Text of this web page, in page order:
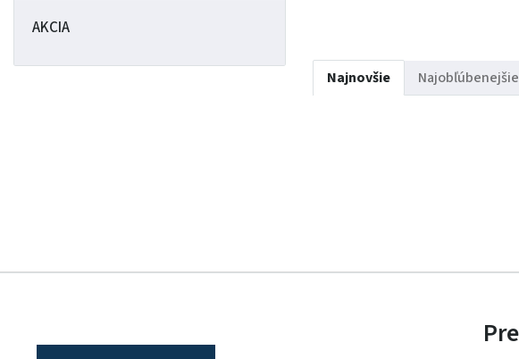
AKCIA
Najnovšie Najobľúbenejšie